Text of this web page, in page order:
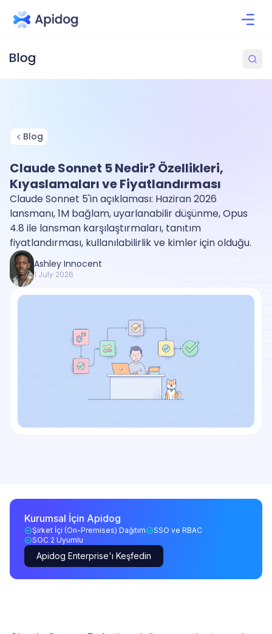
Blog
Claude Sonnet 5 Nedir? Özellikleri,
Kıyaslamaları ve Fiyatlandırması
Claude Sonnet 5'in açıklaması: Haziran 2026
lansmanı, 1M bağlam, uyarlanabilir düşünme, Opus
4.8 ile lansman karşılaştırmaları, tanıtım
fiyatlandırması, kullanılabilirlik ve kimler için olduğu.
Ashley Innocent
1 July 2026
Kurumsal İçin Apidog
Şirket İçi (On-Premises) Dağıtım
SSO ve RBAC
SOC 2 Uyumlu
Apidog Enterprise'ı Keşfedin